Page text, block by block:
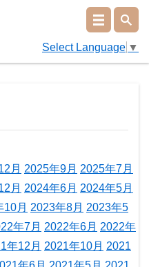
Select Language ▼
月 2025年9月 2025年7月
月 2024年6月 2024年5月
10月 2023年8月 2023年5
年7月 2022年6月 2022年
年12月 2021年10月 2021